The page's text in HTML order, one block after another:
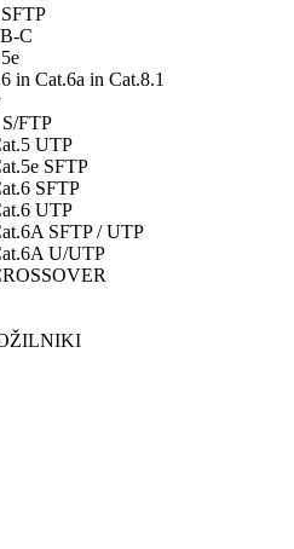
C
in Cat.6a in Cat.8.1
FTP
UTP
SFTP
SFTP
UTP
SFTP / UTP
U/UTP